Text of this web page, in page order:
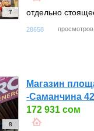
7 отдельно
28658
8
Магазин
-Саманчина
172 931 сом